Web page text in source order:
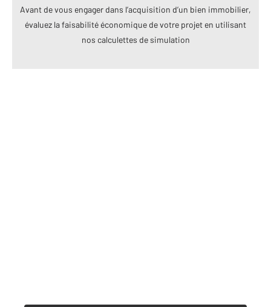
Avant de vous engager dans l’acquisition d’un bien immobilier,
évaluez la faisabilité économique de votre projet en utilisant
nos calculettes de simulation